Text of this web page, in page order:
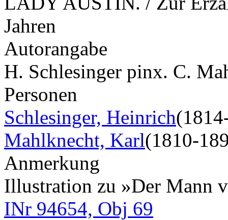
Jahren
Autorangabe
H. Schlesinger pinx. C.
Personen
Schlesinger, Heinrich
Mahlknecht, Karl(1810-
Anmerkung
Illustration zu »Der Mann
INr 94654, Obj 69